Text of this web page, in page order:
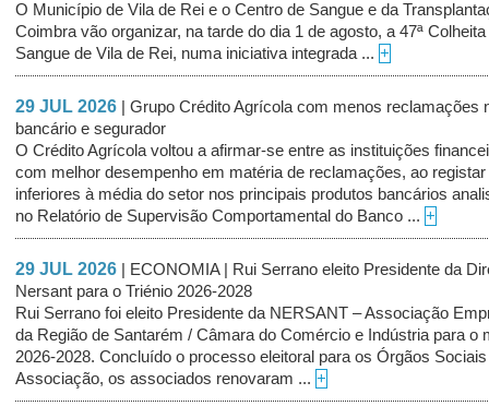
O Município de Vila de Rei e o Centro de Sangue e da
Coimbra vão organizar, na tarde do dia 1 de agosto, a 47ª Colheita
Sangue de Vila de Rei, numa iniciativa integrada ... +
29 JUL 2026
| Grupo Crédito Agrícola com menos reclamações
bancário e segurador
O Crédito Agrícola voltou a afirmar-se entre as instituições
com melhor desempenho em matéria de reclamações, ao
inferiores à média do setor nos principais produtos bancários
no Relatório de Supervisão Comportamental do Banco ... +
29 JUL 2026
| ECONOMIA | Rui Serrano eleito Presidente da
Nersant para o Triénio 2026-2028
Rui Serrano foi eleito Presidente da NERSANT – Associação
da Região de Santarém / Câmara do Comércio e Indústria para o
2026-2028. Concluído o processo eleitoral para os Órgãos
Associação, os associados renovaram ... +